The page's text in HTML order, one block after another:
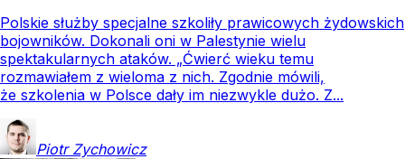
Polskie służby specjalne szkoliły prawicowych żydowskich
bojowników. Dokonali oni w Palestynie wielu
spektakularnych ataków. „Ćwierć wieku temu
rozmawiałem z wieloma z nich. Zgodnie mówili,
że szkolenia w Polsce dały im niezwykle dużo. Z...
Piotr Zychowicz